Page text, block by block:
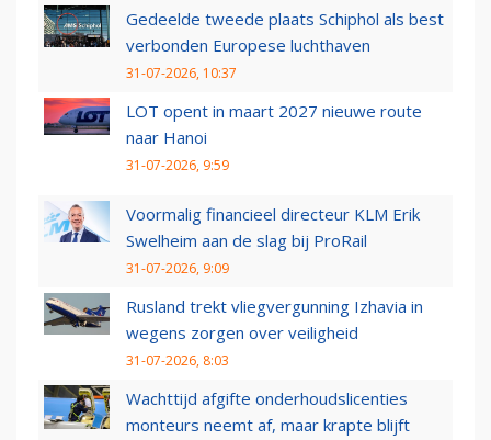
Gedeelde tweede plaats Schiphol als best
verbonden Europese luchthaven
31-07-2026, 10:37
LOT opent in maart 2027 nieuwe route
naar Hanoi
31-07-2026, 9:59
Voormalig financieel directeur KLM Erik
Swelheim aan de slag bij ProRail
31-07-2026, 9:09
Rusland trekt vliegvergunning Izhavia in
wegens zorgen over veiligheid
31-07-2026, 8:03
Wachttijd afgifte onderhoudslicenties
monteurs neemt af, maar krapte blijft